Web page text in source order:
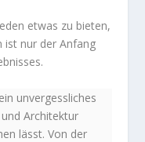
etwas zu bieten,
ist nur der Anfang
unvergessliches
Architektur
lässt. Von der